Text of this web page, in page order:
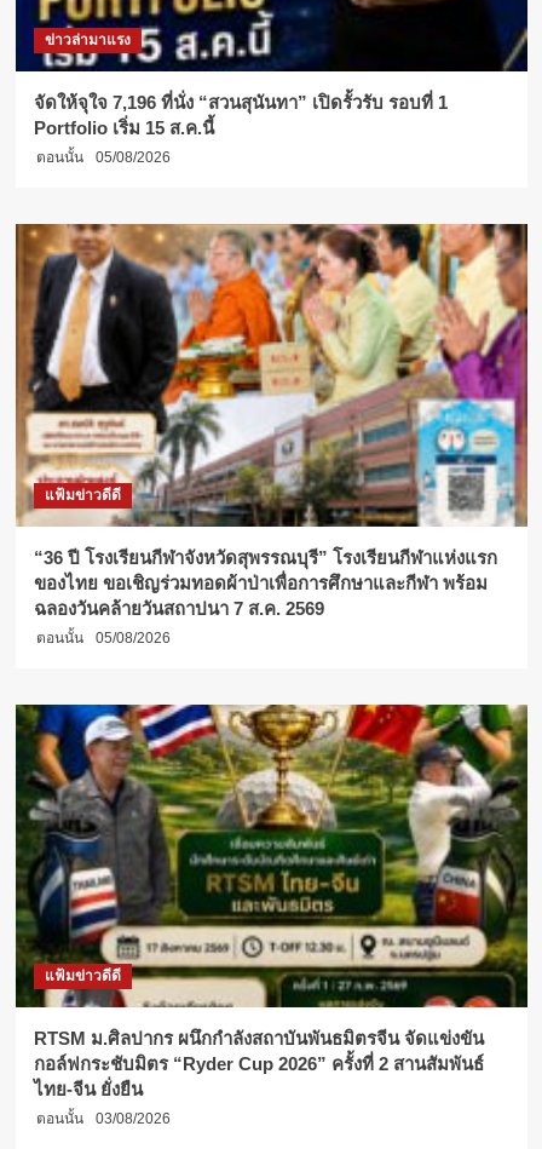
ข่าวล่ามาแรง
จัดให้จุใจ 7,196 ที่นั่ง “สวนสุนันทา” เปิดรั้วรับ รอบที่ 1
Portfolio เริ่ม 15 ส.ค.นี้
ตอนนั้น 05/08/2026
แฟ้มข่าวดีดี
“36 ปี โรงเรียนกีฬาจังหวัดสุพรรณบุรี” โรงเรียนกีฬาแห่งแรก
ของไทย ขอเชิญร่วมทอดผ้าป่าเพื่อการศึกษาและกีฬา พร้อม
ฉลองวันคล้ายวันสถาปนา 7 ส.ค. 2569
ตอนนั้น 05/08/2026
แฟ้มข่าวดีดี
RTSM ม.ศิลปากร ผนึกกำลังสถาบันพันธมิตรจีน จัดแข่งขัน
กอล์ฟกระชับมิตร “Ryder Cup 2026” ครั้งที่ 2 สานสัมพันธ์
ไทย-จีน ยั่งยืน
ตอนนั้น 03/08/2026